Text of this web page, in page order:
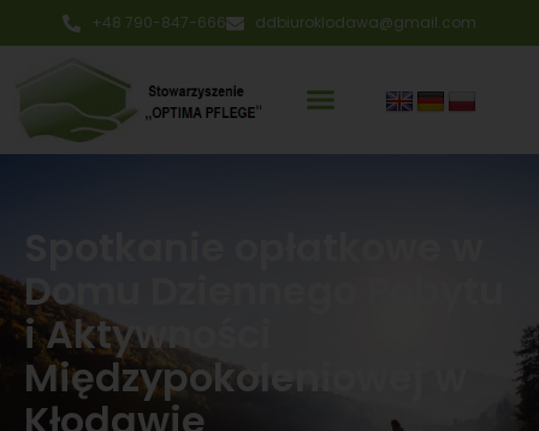
+48 790-847-666 ddbiuroklodawa@gmail.com
Domu Dziennego Pobytu
i Aktywności
Międzypokoleniowej w